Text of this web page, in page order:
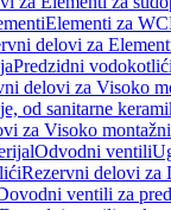
Elementi za WC
delovi za
Predzidni vodokotlići
delovi za Visoko
od sanitarne
za Visoko montažni
Odvodni ventili
Rezervni delovi za
ventili za